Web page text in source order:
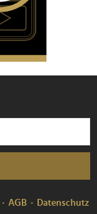
AGB
Datenschutz